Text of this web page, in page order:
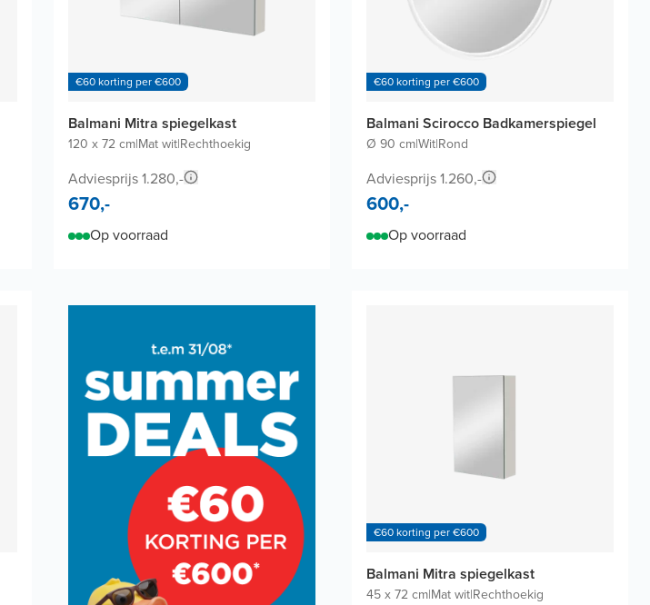
€60 korting per €600
Balmani Mitra spiegelkast
120 x 72 cm|Mat wit|Rechthoekig
Adviesprijs 1.280,-
670,-
Op voorraad
€60 korting per €600
Balmani Scirocco Badkamerspiegel
Ø 90 cm|Wit|Rond
Adviesprijs 1.260,-
600,-
Op voorraad
€60 korting per €600
Balmani Mitra spiegelkast
45 x 72 cm|Mat wit|Rechthoekig